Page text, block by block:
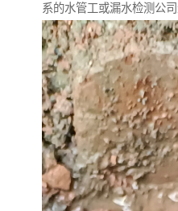
系的水管工或漏水检测公